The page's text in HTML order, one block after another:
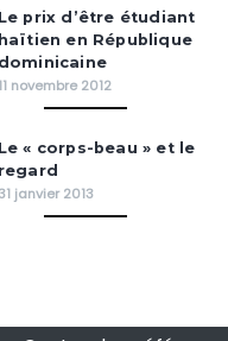
Le prix d’être étudiant
haïtien en République
dominicaine
11 novembre 2012
Le « corps-beau » et le
regard
janvier 2013